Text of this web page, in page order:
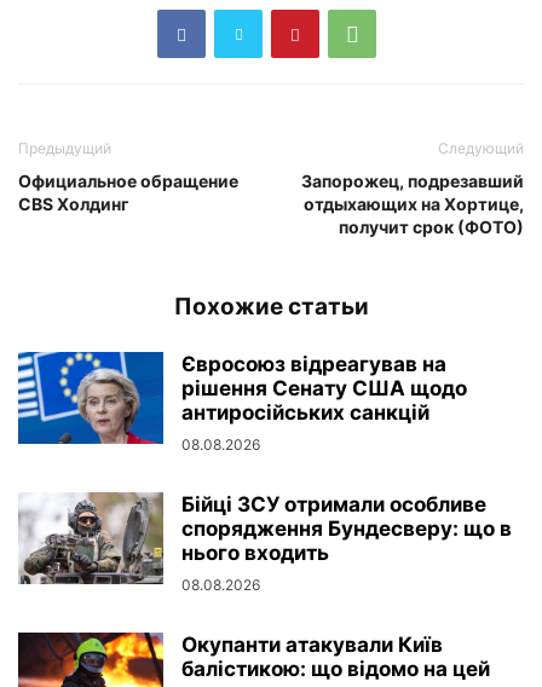
Предыдущий
Официальное обращение
CBS Холдинг
Следующий
Запорожец, подрезавший
отдыхающих на Хортице,
получит срок (ФОТО)
Похожие статьи
Євросоюз відреагував на
рішення Сенату США щодо
антиросійських санкцій
08.08.2026
Бійці ЗСУ отримали особливе
спорядження Бундесверу: що в
нього входить
08.08.2026
Окупанти атакували Київ
балістикою: що відомо на цей